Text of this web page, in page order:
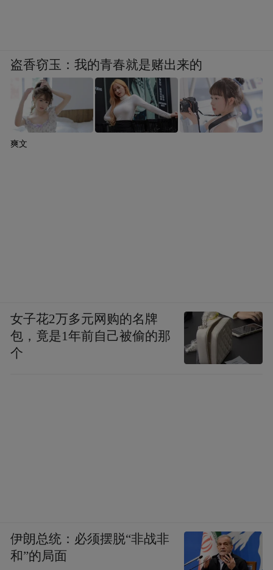
盗香窃玉：我的青春就是赌出来的
爽文
女子花2万多元网购的名牌
包，竟是1年前自己被偷的那
个
伊朗总统：必须摆脱“非战非
和”的局面